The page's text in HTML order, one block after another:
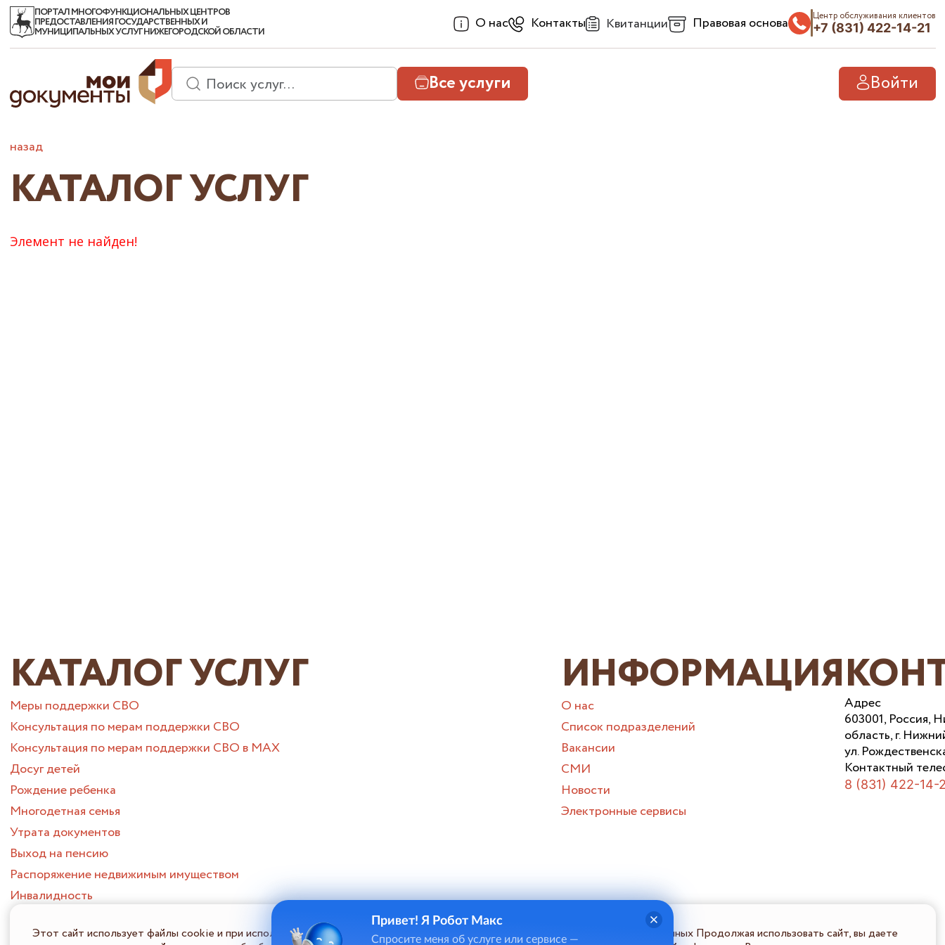
ПОРТАЛ МНОГОФУНКЦИОНАЛЬНЫХ ЦЕНТРОВ
ПРЕДОСТАВЛЕНИЯ ГОСУДАРСТВЕННЫХ И
МУНИЦИПАЛЬНЫХ УСЛУГ НИЖЕГОРОДСКОЙ ОБЛАСТИ О нас Контакты Квитанции Правовая основа Центр обслуживания клиентов
+7 (831) 422-14-21
Все услуги Войти
назад
КАТАЛОГ УСЛУГ
Элемент не найден!
КАТАЛОГ УСЛУГ
Меры поддержки СВО
Консультация по мерам поддержки СВО
Консультация по мерам поддержки СВО в МАХ
Досуг детей
Рождение ребенка
Многодетная семья
Утрата документов
Выход на пенсию
Распоряжение недвижимым имуществом
Инвалидность
Утрата близкого человека
ИНФОРМАЦИЯ
О нас
Список подразделений
Вакансии
СМИ
Новости
Электронные сервисы
Адрес
603001, Россия,
область, г.
ул.
Контактный
8 (831) 422-14-
Этот сайт использует файлы cookie и при использовании онлайн-чата в некоторых случаях потребуется ввод персональных данных Продолжая использовать сайт, вы даете
Привет! Я Робот Макс
Спросите меня об услуге или сервисе —